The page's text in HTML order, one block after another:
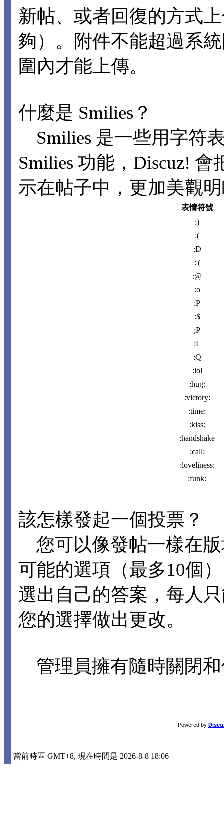
新帖、或者回復的方式
夠）。附件不能超過系
圍內才能上傳。
什麼是 Smilies？
Smilies 是一些用字符
Smilies 功能，Discuz!
示在帖子中，更加美觀
表情符號
:)
:(
:D
:'(
:@
:o
:P
:$
;P
:L
:Q
:lol
:hug:
:victory:
:time:
:kiss:
:handshake
:call:
:loveliness:
:funk:
該怎樣發起一個投票？
您可以像發帖一樣在
可能的選項（最多10個
選出自己的答案，每人
您的選擇做出更改。
管理員擁有隨時關閉
Powered by
當前時區 GMT+8, 現在時間是 2026-8-8 18:06